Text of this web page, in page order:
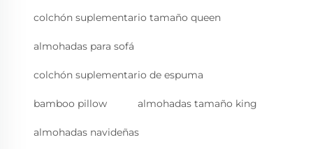
colchón suplementario tamaño queen
almohadas para sofá
colchón suplementario de espuma
bamboo pillow almohadas tamaño king
almohadas navideñas